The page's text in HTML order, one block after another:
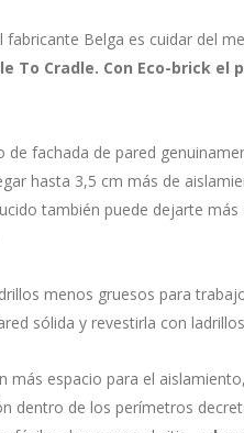
fabricante Belga es cuidar del
To Cradle. Con Eco-brick
de fachada de pared
hasta 3,5 cm más de
también puede dejarte
menos gruesos para
sólida y revestirla con
más espacio para el
dentro de los perímetros